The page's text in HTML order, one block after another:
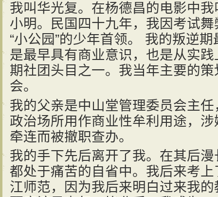
我叫华光复。在杨德昌的电影中我
小明。民国四十九年，我因考试
“小公园”的少年首领。 我的叛逆
是最早具有商业意识，也是从实
期社团头目之一。我当年主要的
会。
我的父亲是中山堂管理委员会主
政治场所用作商业性牟利用途，
牵连而被撤职查办。
我的手下先后离开了我。在其后
都处于痛苦的自省中。我后来考
江师范，因为我后来明白过来我